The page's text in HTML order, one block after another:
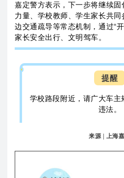
嘉定警方表示，下一步将继续
力量、学校教师、学生家长共
边交通疏导等常态机制，通过“
家长安全出行、文明驾车。
提醒
学校路段附近，请广大车主
违法。
来源| 上海